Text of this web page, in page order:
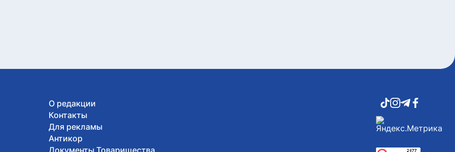
О редакции
Контакты
Для рекламы
Антикор
Документы Товарищества